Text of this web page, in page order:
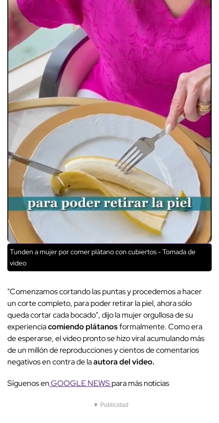
Tunden a mujer por comer plátano con cubiertos - Tomada de
video
"Comenzamos cortando las puntas y procedemos a hacer
un corte completo, para poder retirar la piel, ahora sólo
queda cortar cada bocado", dijo la mujer orgullosa de su
experienciacomiendo plátanosformalmente. Como era
de esperarse, el video pronto se hizo viral acumulando más
de un millón de reproducciones y cientos de comentarios
negativos en contra de laautora del video.
Síguenos enGOOGLE NEWS para más noticias
▼ Publicidad